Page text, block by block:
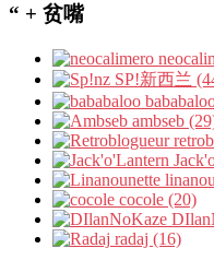
“ + 贫嘴
SP!新西兰
ambseb
cocole (20)
radaj (16)